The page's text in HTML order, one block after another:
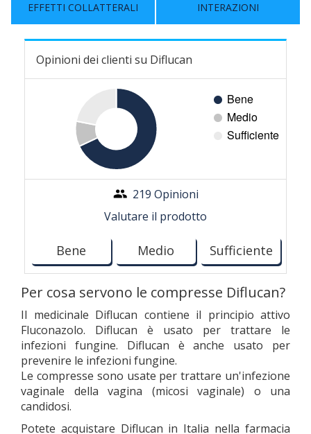
EFFETTI COLLATTERALI INTERAZIONI
Opinioni dei clienti su Diflucan
219 Opinioni
Valutare il prodotto
Bene Medio Sufficiente
Per cosa servono le compresse Diflucan?
Il medicinale Diflucan contiene il principio attivo
Fluconazolo. Diflucan è usato per trattare le
infezioni fungine. Diflucan è anche usato per
prevenire le infezioni fungine.
Le compresse sono usate per trattare un'infezione
vaginale della vagina (micosi vaginale) o una
candidosi.
Potete acquistare Diflucan in Italia nella farmacia